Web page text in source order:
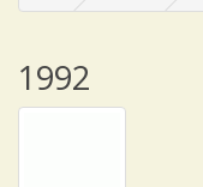
1992